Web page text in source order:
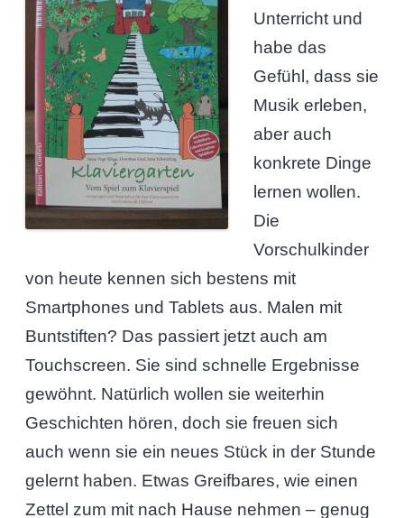
Unterricht und
habe das
Gefühl, dass sie
Musik erleben,
aber auch
konkrete Dinge
lernen wollen.
Die
Vorschulkinder
von heute kennen sich bestens mit
Smartphones und Tablets aus. Malen mit
Buntstiften? Das passiert jetzt auch am
Touchscreen. Sie sind schnelle Ergebnisse
gewöhnt. Natürlich wollen sie weiterhin
Geschichten hören, doch sie freuen sich
auch wenn sie ein neues Stück in der Stunde
gelernt haben. Etwas Greifbares, wie einen
Zettel zum mit nach Hause nehmen – genug